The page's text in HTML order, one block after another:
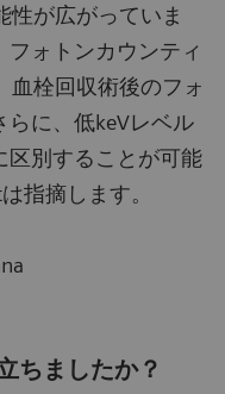
性が広がっていま
ォトンカウンティ
血栓回収術後のフォ
らに、低keVレベル
区別することが可能
指摘します。
ちましたか？